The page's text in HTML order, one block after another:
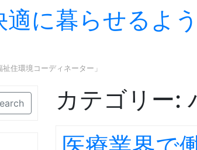
に暮らせるよう
住環境コーディネーター」
カテゴリー: